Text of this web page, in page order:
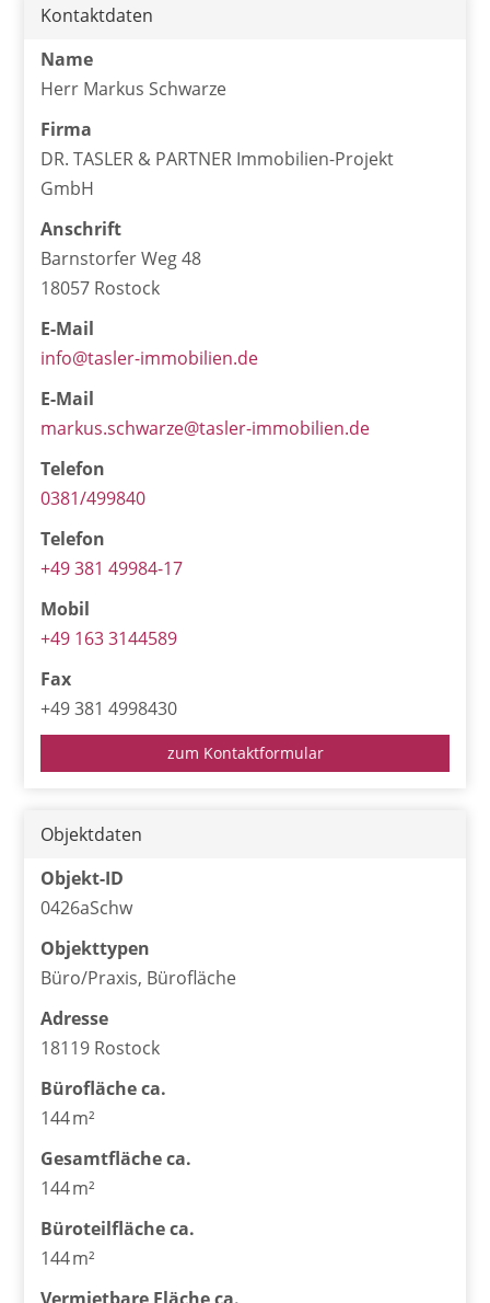
Kontaktdaten
Name
Herr Markus Schwarze
Firma
DR. TASLER & PARTNER Immobilien-Projekt
GmbH
Anschrift
Barnstorfer Weg 48
18057 Rostock
E-Mail
info@tasler-immobilien.de
E-Mail
markus.schwarze@tasler-immobilien.de
Telefon
0381/499840
Telefon
+49 381 49984-17
Mobil
+49 163 3144589
Fax
+49 381 4998430
zum Kontaktformular
Objektdaten
Objekt-ID
0426aSchw
Objekttypen
Büro/Praxis, Bürofläche
Adresse
18119 Rostock
Bürofläche ca.
144 m²
Gesamtfläche ca.
144 m²
Büroteilfläche ca.
144 m²
Vermietbare Fläche ca.